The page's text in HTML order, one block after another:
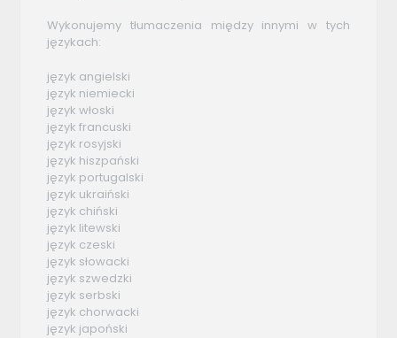
Wykonujemy tłumaczenia między innymi w tych
językach:
język angielski
język niemiecki
język włoski
język francuski
język rosyjski
język hiszpański
język portugalski
język ukraiński
język chiński
język litewski
język czeski
język słowacki
język szwedzki
język serbski
język chorwacki
język japoński